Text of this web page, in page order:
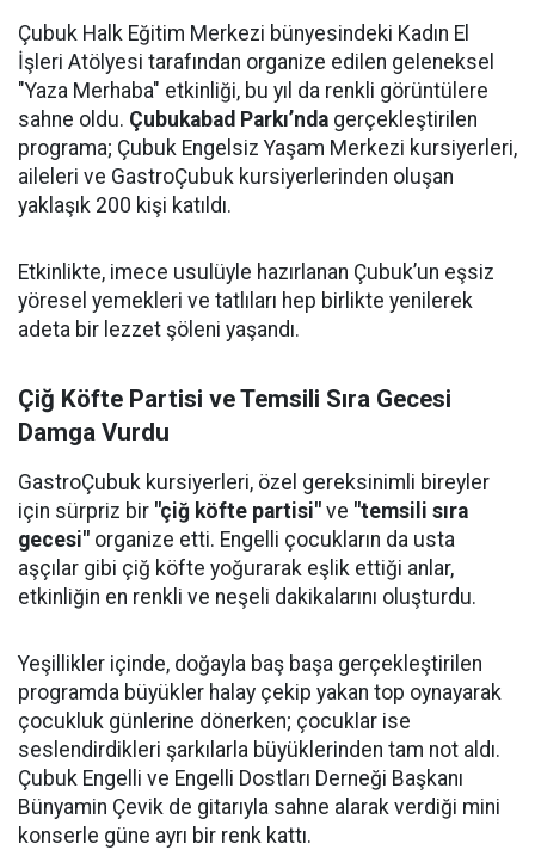
Çubuk Halk Eğitim Merkezi bünyesindeki Kadın El
İşleri Atölyesi tarafından organize edilen geleneksel
"Yaza Merhaba" etkinliği, bu yıl da renkli görüntülere
sahne oldu. Çubukabad Parkı’nda gerçekleştirilen
programa; Çubuk Engelsiz Yaşam Merkezi kursiyerleri,
aileleri ve GastroÇubuk kursiyerlerinden oluşan
yaklaşık 200 kişi katıldı.
Etkinlikte, imece usulüyle hazırlanan Çubuk’un eşsiz
yöresel yemekleri ve tatlıları hep birlikte yenilerek
adeta bir lezzet şöleni yaşandı.
Çiğ Köfte Partisi ve Temsili Sıra Gecesi
Damga Vurdu
GastroÇubuk kursiyerleri, özel gereksinimli bireyler
için sürpriz bir "çiğ köfte partisi" ve "temsili sıra
gecesi" organize etti. Engelli çocukların da usta
aşçılar gibi çiğ köfte yoğurarak eşlik ettiği anlar,
etkinliğin en renkli ve neşeli dakikalarını oluşturdu.
Yeşillikler içinde, doğayla baş başa gerçekleştirilen
programda büyükler halay çekip yakan top oynayarak
çocukluk günlerine dönerken; çocuklar ise
seslendirdikleri şarkılarla büyüklerinden tam not aldı.
Çubuk Engelli ve Engelli Dostları Derneği Başkanı
Bünyamin Çevik de gitarıyla sahne alarak verdiği mini
konserle güne ayrı bir renk kattı.